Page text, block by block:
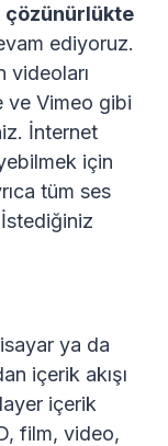
çözünürlükte
ediyoruz.
videoları
ve Vimeo gibi
İnternet
için
tüm ses
ya da
içerik akışı
içerik
film, video,